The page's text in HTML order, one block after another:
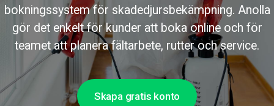
bokningssystem för skadedjursbekämpning. Anolla
gör det enkelt för kunder att boka online och för
teamet att planera fältarbete, rutter och service.
Skapa gratis konto